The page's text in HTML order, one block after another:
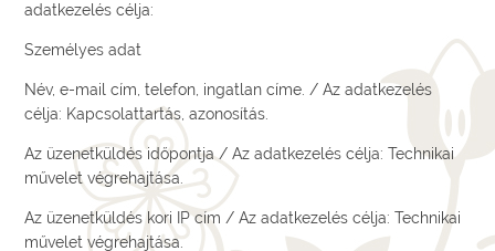
adatkezelés célja:
Személyes adat
Név, e-mail cím, telefon, ingatlan címe. / Az adatkezelés
célja: Kapcsolattartás, azonosítás.
Az üzenetküldés időpontja / Az adatkezelés célja: Technikai
művelet végrehajtása.
Az üzenetküldés kori IP cím / Az adatkezelés célja: Technikai
művelet végrehajtása.